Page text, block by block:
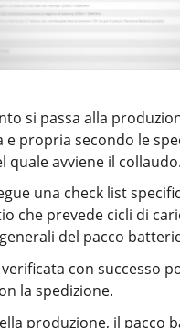
si passa alla
e propria secondo le
quale avviene il collaudo.
una check list
che prevede cicli di
del pacco
con successo
la spedizione.
produzione, il pacco